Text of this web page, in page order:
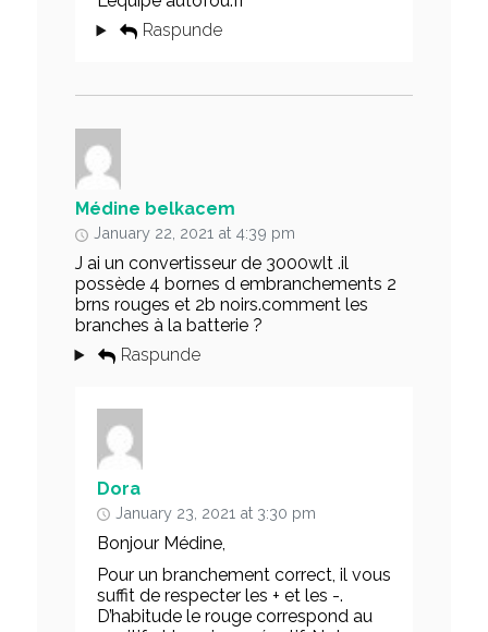
Raspunde
Médine belkacem
January 22, 2021 at 4:39 pm
J ai un convertisseur de 3000wlt .il
possède 4 bornes d embranchements 2
brns rouges et 2b noirs.comment les
branches à la batterie ?
Raspunde
Dora
January 23, 2021 at 3:30 pm
Bonjour Médine,
Pour un branchement correct, il vous
suffit de respecter les + et les -.
D’habitude le rouge correspond au